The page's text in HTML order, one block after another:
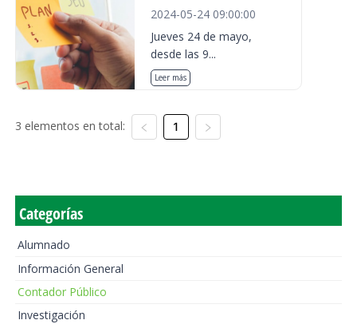
2024-05-24 09:00:00
Jueves 24 de mayo,
desde las 9...
Leer más
3 elementos en total: 1
Categorías
Alumnado
Información General
Contador Público
Investigación